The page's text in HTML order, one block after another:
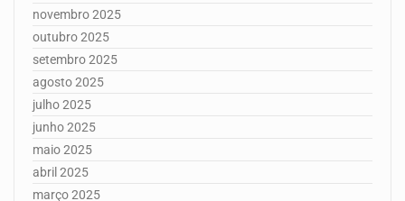
novembro 2025
outubro 2025
setembro 2025
agosto 2025
julho 2025
junho 2025
maio 2025
abril 2025
março 2025